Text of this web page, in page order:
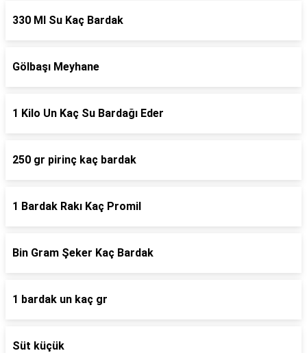
330 Ml Su Kaç Bardak
Gölbaşı Meyhane
1 Kilo Un Kaç Su Bardağı Eder
250 gr pirinç kaç bardak
1 Bardak Rakı Kaç Promil
Bin Gram Şeker Kaç Bardak
1 bardak un kaç gr
Süt küçük